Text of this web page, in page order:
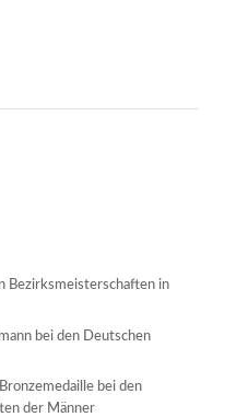
Bezirksmeisterschaften in
bei den Deutschen
bei den
der Männer